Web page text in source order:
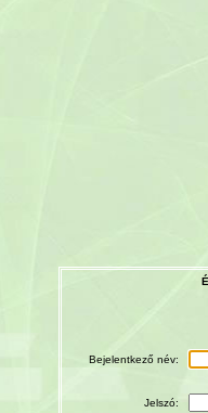
Bejelentkező név:
Jelszó: